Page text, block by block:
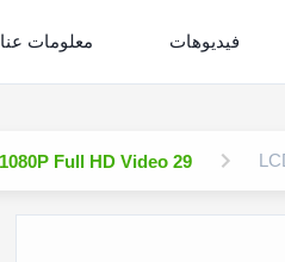
فيديوهات معلومات عنا
29 inch Strip Bar LCD Digital Signage / Stretched LCD Screen Support 1080P Full HD Video